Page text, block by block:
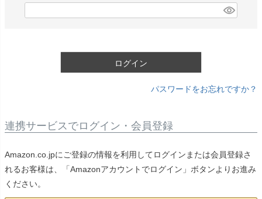
ログイン
パスワードをお忘れですか？
連携サービスでログイン・会員登録
Amazon.co.jpにご登録の情報を利用してログインまたは会員登録さ
れるお客様は、「Amazonアカウントでログイン」ボタンよりお進み
ください。